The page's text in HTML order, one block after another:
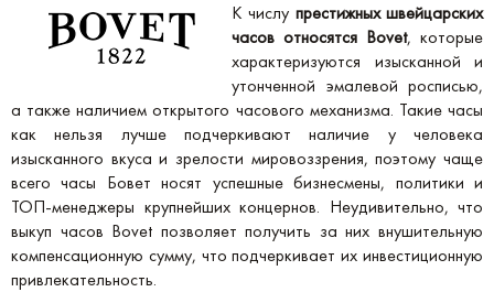
К числу престижных швейцарских
часов относятся Bovet, которые
характеризуются изысканной и
утонченной эмалевой росписью,
а также наличием открытого часового механизма. Такие часы
как нельзя лучше подчеркивают наличие у человека
изысканного вкуса и зрелости мировоззрения, поэтому чаще
всего часы Бовет носят успешные бизнесмены, политики и
ТОП-менеджеры крупнейших концернов. Неудивительно, что
выкуп часов Bovet позволяет получить за них внушительную
компенсационную сумму, что подчеркивает их инвестиционную
привлекательность.